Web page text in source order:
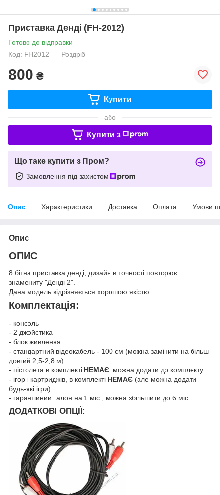
Приставка Денді (FH-2012)
Готово до відправки
Код: FH2012
Роздріб
800 ₴
Купити
або
Купити з
Що таке купити з Пром?
Замовлення під захистом
Опис Характеристики Доставка Оплата Умови
Опис
ОПИС
8 бітна приставка денді, дизайн в точності повторює
знамениту "Денді 2".
Дана модель відрізняється хорошою якістю.
Комплектація:
- консоль
- 2 джойстика
- блок живлення
- стандартний відеокабель - 100 см (можна замінити на більш
довгий 2,5-2,8 м)
- пістолета в комплекті НЕМАЄ , можна додати до комплекту
- ігор і картриджів, в комплекті НЕМАЄ (але можна додати
будь-які ігри)
- гарантійний талон на 1 міс., можна збільшити до 6 міс.
ДОДАТКОВІ ОПЦІЇ: